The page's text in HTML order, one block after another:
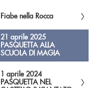
Fiabe nella Rocca
21 aprile 2025
PASQUETTA ALLA
SCUOLA DI MAGIA
1 aprile 2024
PASQUETTA NEL